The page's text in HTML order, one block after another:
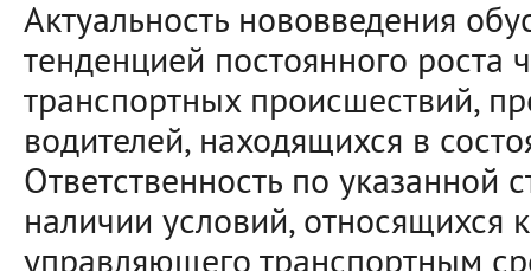
Актуальность нововведения
тенденцией постоянного роста
транспортных происшествий,
водителей, находящихся в
Ответственность по указанной
наличии условий, относящихся